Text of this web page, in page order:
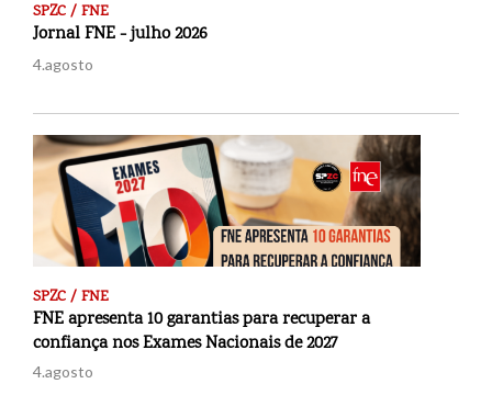
SPZC / FNE
Jornal FNE - julho 2026
4.agosto
SPZC / FNE
FNE apresenta 10 garantias para recuperar a
confiança nos Exames Nacionais de 2027
4.agosto